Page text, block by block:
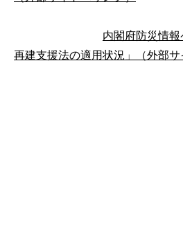
内閣府防災情
再建支援法の適用状況」（外部サ